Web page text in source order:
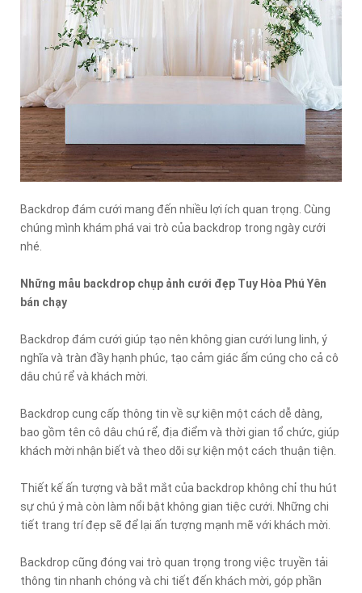
Backdrop đám cưới mang đến nhiều lợi ích quan trọng. Cùng
chúng mình khám phá vai trò của backdrop trong ngày cưới
nhé.
Những mẫu backdrop chụp ảnh cưới đẹp Tuy Hòa Phú Yên
bán chạy
Backdrop đám cưới giúp tạo nên không gian cưới lung linh, ý
nghĩa và tràn đầy hạnh phúc, tạo cảm giác ấm cúng cho cả cô
dâu chú rể và khách mời.
Backdrop cung cấp thông tin về sự kiện một cách dễ dàng,
bao gồm tên cô dâu chú rể, địa điểm và thời gian tổ chức, giúp
khách mời nhận biết và theo dõi sự kiện một cách thuận tiện.
Thiết kế ấn tượng và bắt mắt của backdrop không chỉ thu hút
sự chú ý mà còn làm nổi bật không gian tiệc cưới. Những chi
tiết trang trí đẹp sẽ để lại ấn tượng mạnh mẽ với khách mời.
Backdrop cũng đóng vai trò quan trọng trong việc truyền tải
thông tin nhanh chóng và chi tiết đến khách mời, góp phần